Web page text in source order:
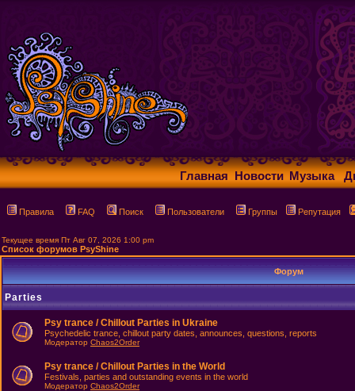
Главная Новости Музыка
Правила FAQ Поиск Пользователи Группы Репутация
Текущее время Пт Авг 07, 2026 1:00 pm
Список форумов PsyShine
Форум
Parties
Psy trance / Chillout Parties in Ukraine
Psychedelic trance, chillout party dates, announces, questions, reports
Модератор Chaos2Order
Psy trance / Chillout Parties in the World
Festivals, parties and outstanding events in the world
Модератор Chaos2Order